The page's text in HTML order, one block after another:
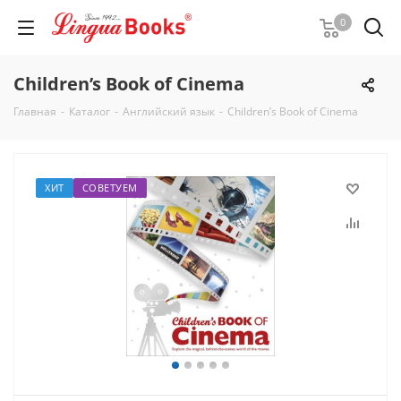
0
Children’s Book of Cinema
Главная - Каталог - Английский язык - Children’s Book of Cinema
ХИТ СОВЕТУЕМ